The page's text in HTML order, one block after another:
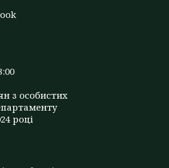
з особистих
році